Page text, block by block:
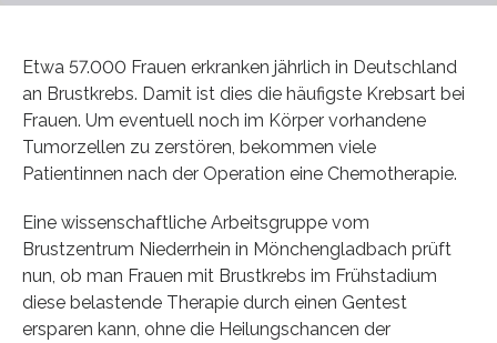
Etwa 57.000 Frauen erkranken jährlich in Deutschland
an Brustkrebs. Damit ist dies die häufigste Krebsart bei
Frauen. Um eventuell noch im Körper vorhandene
Tumorzellen zu zerstören, bekommen viele
Patientinnen nach der Operation eine Chemotherapie.
Eine wissenschaftliche Arbeitsgruppe vom
Brustzentrum Niederrhein in Mönchengladbach prüft
nun, ob man Frauen mit Brustkrebs im Frühstadium
diese belastende Therapie durch einen Gentest
ersparen kann, ohne die Heilungschancen der